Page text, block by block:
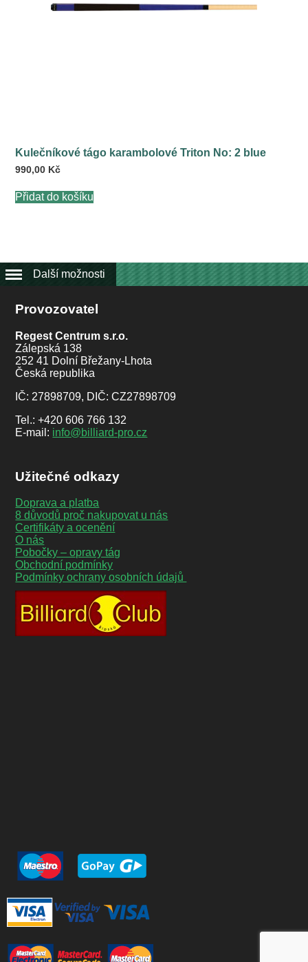
Kulečníkové tágo karambolové Triton No: 2 blue
990,00 Kč
Přidat do košíku
Další možnosti
Provozovatel
Regest Centrum s.r.o.
Zálepská 138
252 41 Dolní Břežany-Lhota
Česká republika
IČ: 27898709, DIČ: CZ27898709
Tel.: +420 606 766 132
E-mail: info@billiard-pro.cz
Užitečné odkazy
Doprava a platba
8 důvodů proč nakupovat u nás
Certifikáty a ocenění
O nás
Pobočky – opravy tág
Obchodní podmínky
Podmínky ochrany osobních údajů